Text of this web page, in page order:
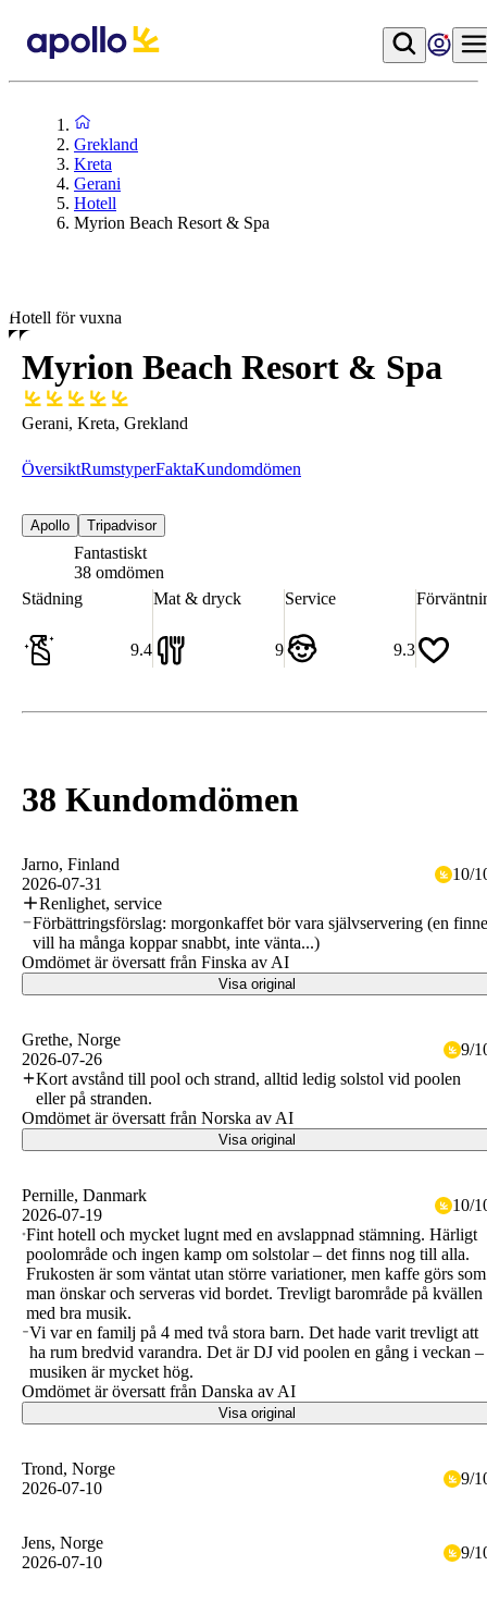
Grekland
Kreta
Gerani
Hotell
Myrion Beach Resort & Spa
Hotell för vuxna
Myrion Beach Resort & Spa
Gerani, Kreta, Grekland
ÖversiktRumstyperFaktaKundomdömen
Apollo Tripadvisor
Fantastiskt
38 omdömen
Städning
9.4
Mat & dryck
9
Service
9.3
38 Kundomdömen
Jarno, Finland
2026-07-31
10/
Renlighet, service
Förbättringsförslag: morgonkaffet bör vara självservering (en finne
vill ha många koppar snabbt, inte vänta...)
Omdömet är översatt från Finska av AI
Visa original
Grethe, Norge
2026-07-26
9/
Kort avstånd till pool och strand, alltid ledig solstol vid poolen
eller på stranden.
Omdömet är översatt från Norska av AI
Visa original
Pernille, Danmark
2026-07-19
10/
Fint hotell och mycket lugnt med en avslappnad stämning. Härligt
poolområde och ingen kamp om solstolar – det finns nog till alla.
Frukosten är som väntat utan större variationer, men kaffe görs som
man önskar och serveras vid bordet. Trevligt barområde på kvällen
med bra musik.
Vi var en familj på 4 med två stora barn. Det hade varit trevligt att
ha rum bredvid varandra. Det är DJ vid poolen en gång i veckan –
musiken är mycket hög.
Omdömet är översatt från Danska av AI
Visa original
Trond, Norge
2026-07-10
9/
Jens, Norge
2026-07-10
9/